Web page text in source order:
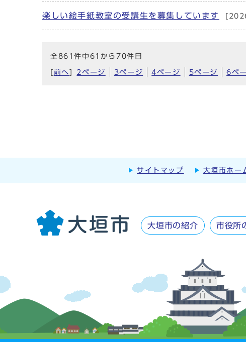
楽しい絵手紙教室の受講生を募集しています
全861件中61から70件目
前へ 2ページ 3ページ 4ページ 5ページ 6ペ
サイトマップ 大垣市ホー
大垣市の紹介 市役所